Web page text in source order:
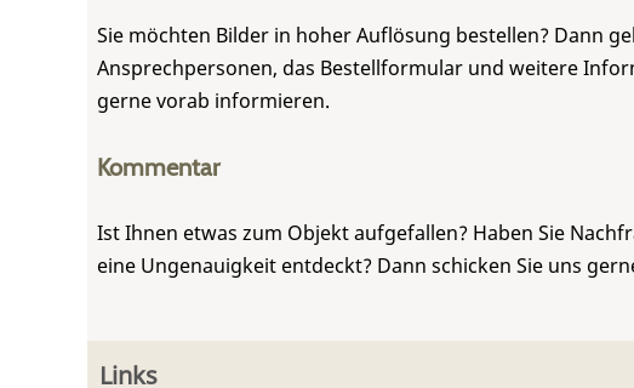
Sie möchten Bilder in hoher Auflösung bestellen? Dann
Ansprechpersonen, das Bestellformular und weitere
gerne vorab informieren.
Kommentar
Ist Ihnen etwas zum Objekt aufgefallen? Haben Sie
eine Ungenauigkeit entdeckt? Dann schicken Sie uns
Links